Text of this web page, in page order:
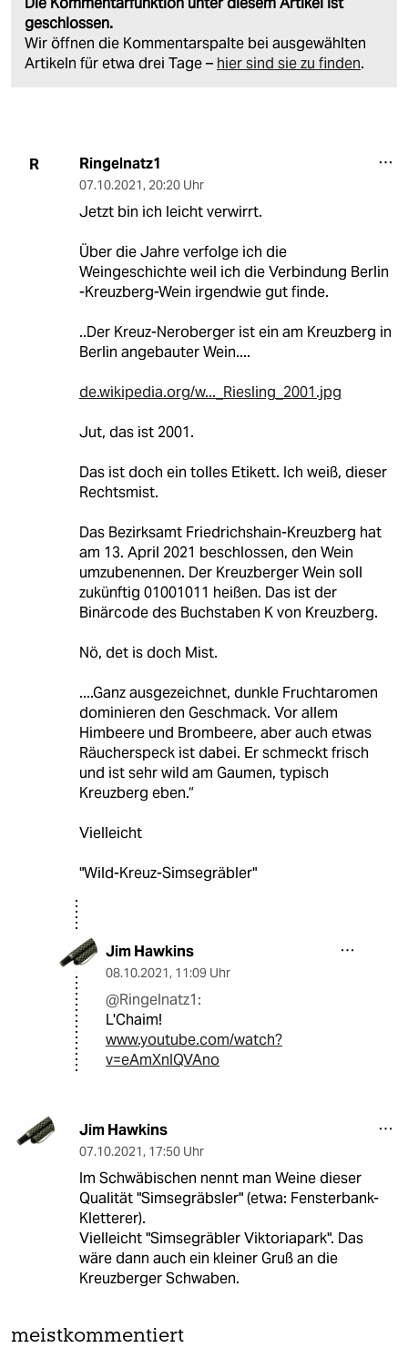
geschlossen.
Wir öffnen die Kommentarspalte bei ausgewählten
Artikeln für etwa drei Tage – hier sind sie zu finden.
R Ringelnatz1
07.10.2021, 20:20 Uhr
Jetzt bin ich leicht verwirrt.
Über die Jahre verfolge ich die
Weingeschichte weil ich die Verbindung Berlin
-Kreuzberg-Wein irgendwie gut finde.
..Der Kreuz-Neroberger ist ein am Kreuzberg in
Berlin angebauter Wein....
de.wikipedia.org/w..._Riesling_2001.jpg
Jut, das ist 2001.
Das ist doch ein tolles Etikett. Ich weiß, dieser
Rechtsmist.
Das Bezirksamt Friedrichshain-Kreuzberg hat
am 13. April 2021 beschlossen, den Wein
umzubenennen. Der Kreuzberger Wein soll
zukünftig 01001011 heißen. Das ist der
Binärcode des Buchstaben K von Kreuzberg.
Nö, det is doch Mist.
....Ganz ausgezeichnet, dunkle Fruchtaromen
dominieren den Geschmack. Vor allem
Himbeere und Brombeere, aber auch etwas
Räucherspeck ist dabei. Er schmeckt frisch
und ist sehr wild am Gaumen, typisch
Kreuzberg eben.“
Vielleicht
"Wild-Kreuz-Simsegräbler"
Jim Hawkins
08.10.2021, 11:09 Uhr
@Ringelnatz1:
L'Chaim!
www.youtube.com/watch?
v=eAmXnIQVAno
Jim Hawkins
07.10.2021, 17:50 Uhr
Im Schwäbischen nennt man Weine dieser
Qualität "Simsegräbsler" (etwa: Fensterbank-
Kletterer).
Vielleicht "Simsegräbler Viktoriapark". Das
wäre dann auch ein kleiner Gruß an die
Kreuzberger Schwaben.
meistkommentiert